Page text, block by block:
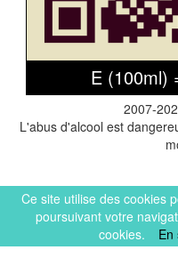
E (100ml)
2007-
L'abus d'alcool est
Ce site utilise des cookies
poursuivant votre
cookies.
En